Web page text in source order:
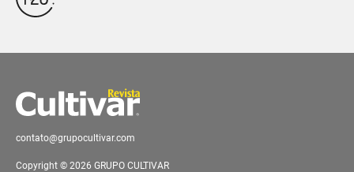
contato@grupocultivar.com
Copyright © 2026 GRUPO CULTIVAR